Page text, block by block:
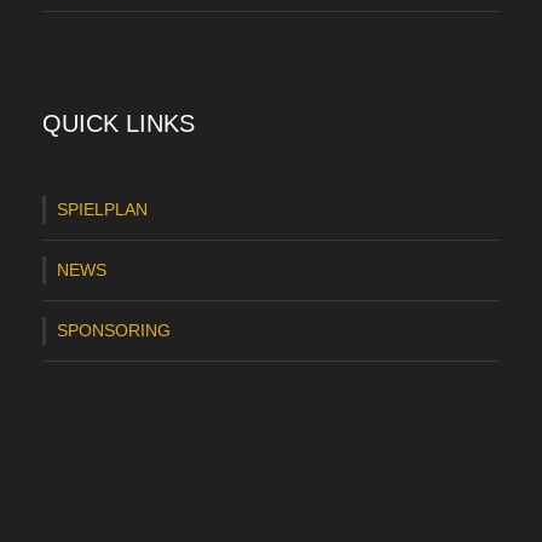
a
b
f
n
a
QUICK LINKS
SPIELPLAN
NEWS
SPONSORING